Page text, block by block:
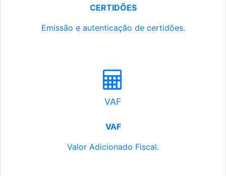
CERTIDÕES
Emissão e autenticação de certidões.
VAF
VAF
Valor Adicionado Fiscal.